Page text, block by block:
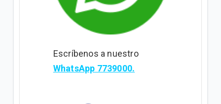
Escríbenos a nuestro
WhatsApp 7739000.